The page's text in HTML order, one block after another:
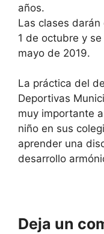
años.
Las clases
1 de octubre y
mayo de 2019.
La práctica del
Deportivas
muy importante
niño en sus
aprender una
desarrollo
Deja un